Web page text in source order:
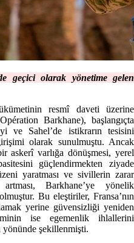
geçici olarak yönetime gelen
resmî daveti üzerine
Barkhane), başlangıçta
ve Sahel’de istikrarın tesisini
olarak sunulmuştu. Ancak
askerî varlığa dönüşmesi, yerel
güçlendirmekten ziyade
yaratması ve sivillerin zarar
Barkhane’ye yönelik
Bu eleştiriler, Fransa’nın
yerine güvensizliği yeniden
ise egemenlik ihlallerini
yönünde şekillenmişti.